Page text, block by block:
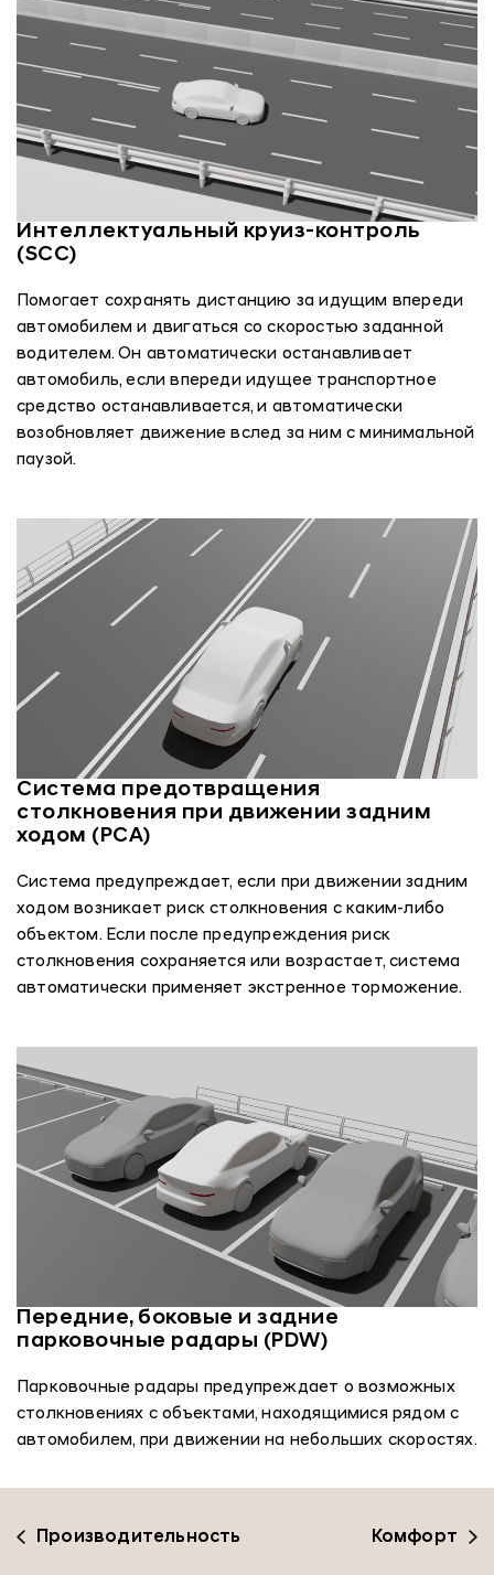
Интеллектуальный круиз-контроль
(SCC)
Помогает сохранять дистанцию за идущим впереди
автомобилем и двигаться со скоростью заданной
водителем. Он автоматически останавливает
автомобиль, если впереди идущее транспортное
средство останавливается, и автоматически
возобновляет движение вслед за ним с минимальной
паузой.
Система предотвращения
столкновения при движении задним
ходом (PCA)
Система предупреждает, если при движении задним
ходом возникает риск столкновения с каким-либо
объектом. Если после предупреждения риск
столкновения сохраняется или возрастает, система
автоматически применяет экстренное торможение.
Передние, боковые и задние
парковочные радары (PDW)
Парковочные радары предупреждает о возможных
столкновениях с объектами, находящимися рядом с
автомобилем, при движении на небольших скоростях.
Производительность Комфорт